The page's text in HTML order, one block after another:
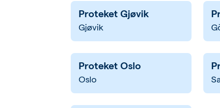
Proteket Gjøvik
Gjøvik
Proteket Oslo
Oslo